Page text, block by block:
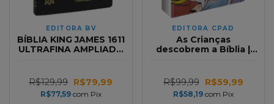
EDITORA BV
BÍBLIA KING JAMES 1611
ULTRAFINA AMPLIADA
R$129,99 R$79,99
R$77,59 com Pix
EDITORA CPAD
As Crianças
descobrem a Bíblia |
vida
R$99,99 R$59,99
R$58,19 com Pix